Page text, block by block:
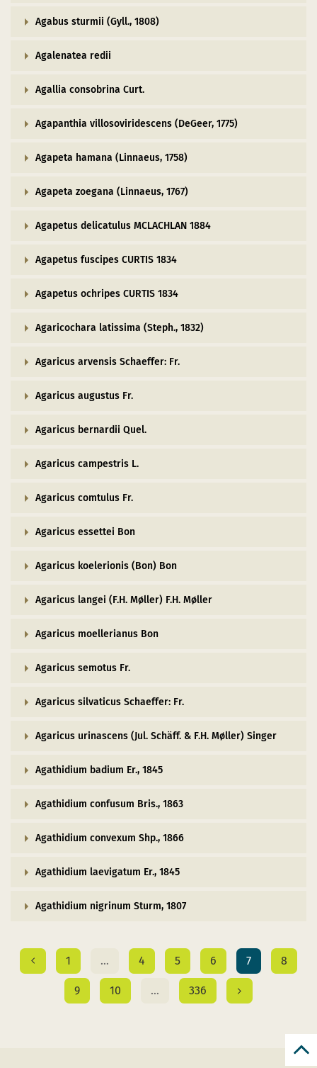
Points de départ et de rencontre
dans une nouvelle fenêtre)
dans une nouvelle fenêtre)
(s’ouvre dans une nouvelle fenêtre)
Agabus sturmii (Gyll., 1808)
Agalenatea redii
Agallia consobrina Curt.
Agapanthia villosoviridescens (DeGeer, 1775)
Agapeta hamana (Linnaeus, 1758)
Agapeta zoegana (Linnaeus, 1767)
Agapetus delicatulus MCLACHLAN 1884
Agapetus fuscipes CURTIS 1834
Agapetus ochripes CURTIS 1834
Agaricochara latissima (Steph., 1832)
Agaricus arvensis Schaeffer: Fr.
Agaricus augustus Fr.
Agaricus bernardii Quel.
Agaricus campestris L.
Agaricus comtulus Fr.
Agaricus essettei Bon
Agaricus koelerionis (Bon) Bon
Agaricus langei (F.H. Møller) F.H. Møller
Agaricus moellerianus Bon
Agaricus semotus Fr.
Agaricus silvaticus Schaeffer: Fr.
Agaricus urinascens (Jul. Schäff. & F.H. Møller) Singer
Agathidium badium Er., 1845
Agathidium confusum Bris., 1863
Agathidium convexum Shp., 1866
Agathidium laevigatum Er., 1845
Agathidium nigrinum Sturm, 1807
1 … 4 5 6 7 8
9 10 … 336